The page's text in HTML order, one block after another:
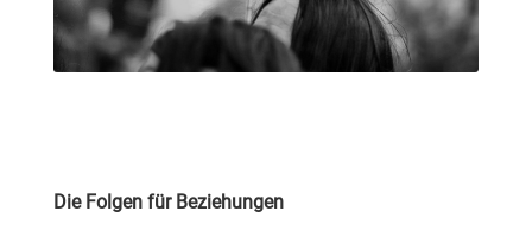
Die Folgen für Beziehungen